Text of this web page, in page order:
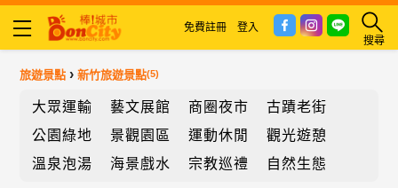
搜尋
免費註冊 登入
旅遊景點 ›新竹旅遊景點(5)
大眾運輸 藝文展館 商圈夜市
古蹟老街
公園綠地
景觀園區 運動休閒
觀光遊憩
溫泉泡湯
海景戲水 宗教巡禮 自然生態